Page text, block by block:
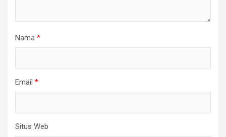
Nama *
Email *
Situs Web